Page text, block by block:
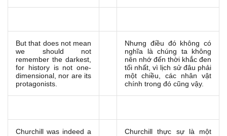
But that does not mean
we should not
remember the darkest,
for history is not one-
dimensional, nor are its
protagonists.
Nhưng điều đó không có
nghĩa là chúng ta không
nên nhớ đến thời khắc đen
tối nhất, vì lịch sử đâu phải
một chiều, các nhân vật
chính trong đó cũng vậy.
Churchill was indeed a
Churchill thực sự là một